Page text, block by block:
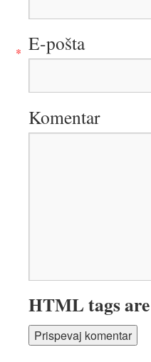
E-pošta
*
Komentar
HTML tags